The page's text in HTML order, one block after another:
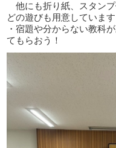
他にも折り紙、スタン
どの遊びも用意しています
・宿題や分からない教科
てもらおう！